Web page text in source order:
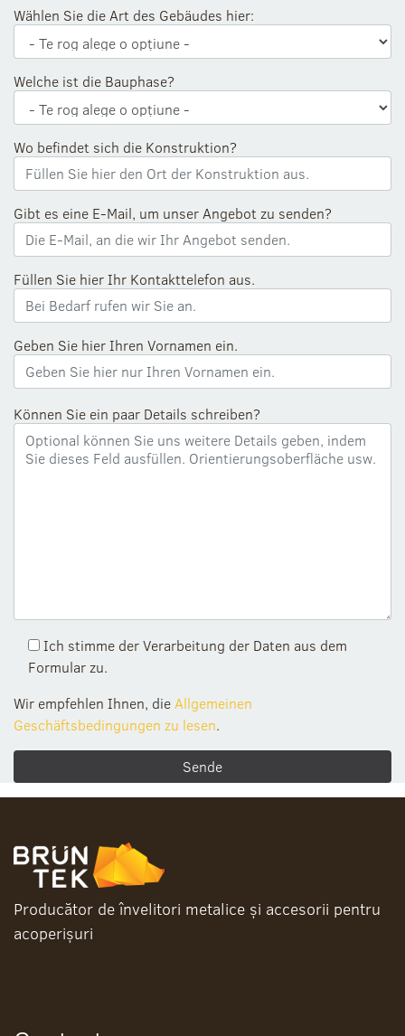
Wählen Sie die Art des Gebäudes hier:
Welche ist die Bauphase?
Wo befindet sich die Konstruktion?
Gibt es eine E-Mail, um unser Angebot zu senden?
Füllen Sie hier Ihr Kontakttelefon aus.
Geben Sie hier Ihren Vornamen ein.
Können Sie ein paar Details schreiben?
Ich stimme der Verarbeitung der Daten aus dem
Formular zu.
Wir empfehlen Ihnen, dieAllgemeinen
Geschäftsbedingungen zu lesen.
Producător de învelitori metalice și accesorii pentru
acoperișuri